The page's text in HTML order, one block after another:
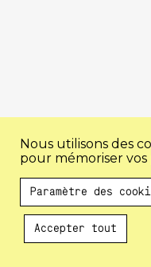
Au programme
Nous utilisons des
pour mémoriser
Paramètre des
Accepter tout